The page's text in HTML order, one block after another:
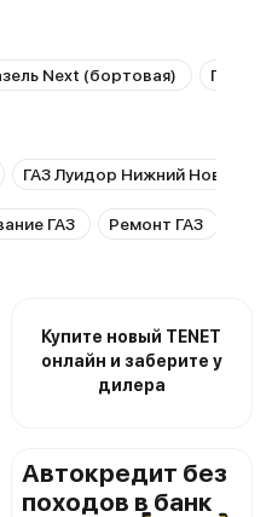
Next (бортовая) ГАЗ
ГАЗ Луидор Нижний Новгород
ГАЗ Ремонт ГАЗ
Купите новый TENET
онлайн и заберите у
дилера
Автокредит без
походов в банк